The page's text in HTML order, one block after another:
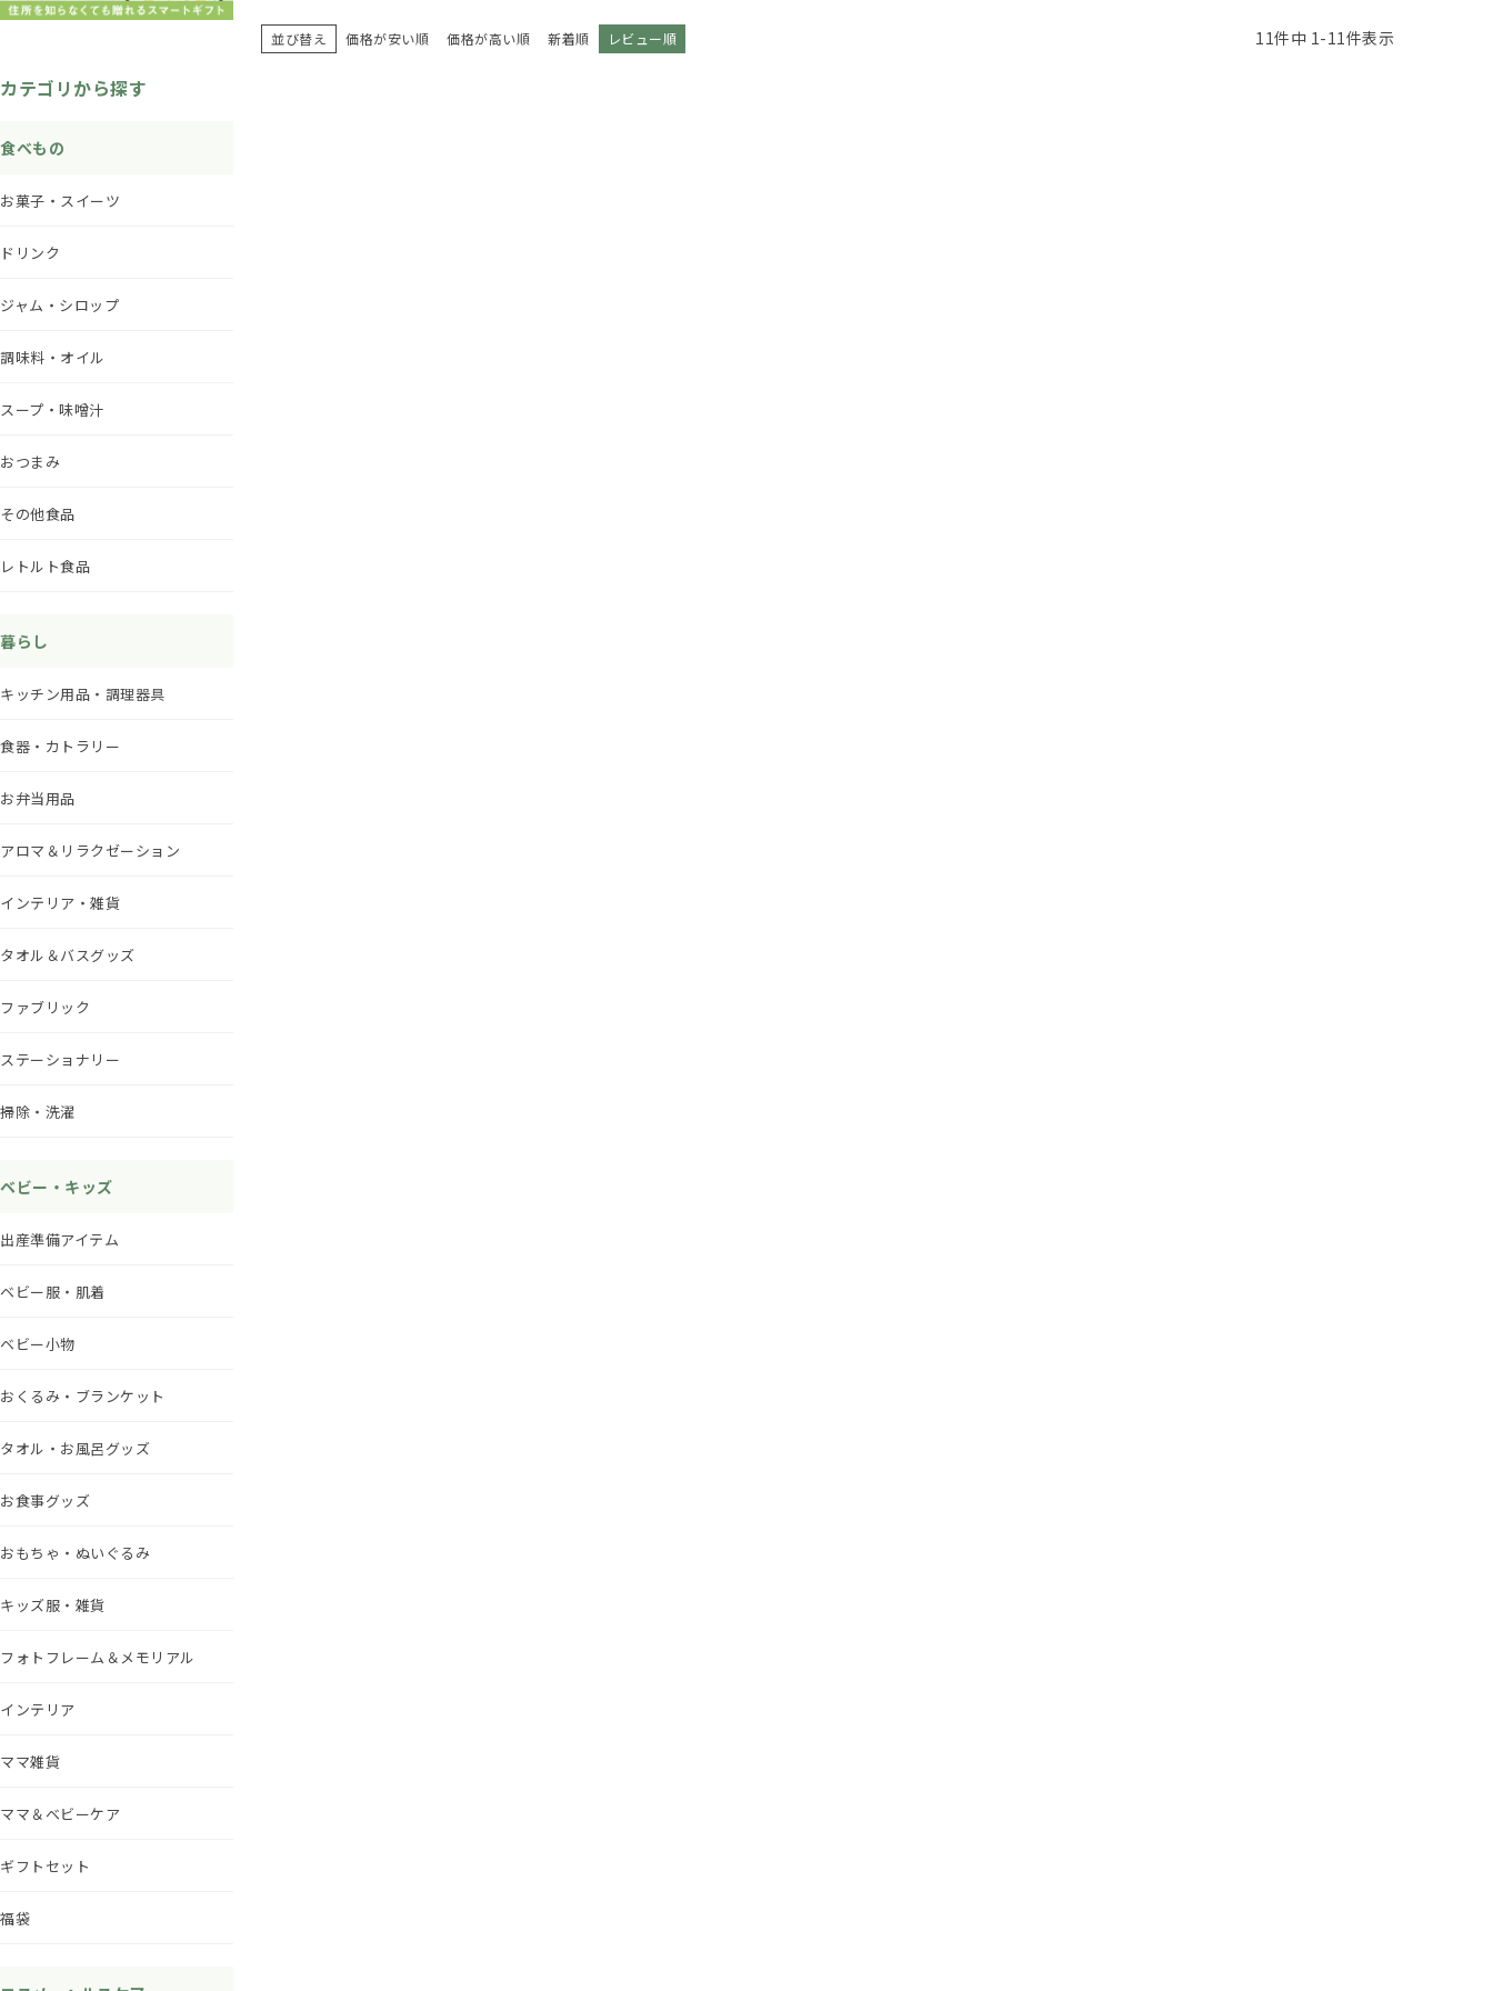
カテゴリから探す
食べもの
お菓子・スイーツ
ドリンク
ジャム・シロップ
調味料・オイル
スープ・味噌汁
おつまみ
その他食品
レトルト食品
暮らし
キッチン用品・調理器具
食器・カトラリー
お弁当用品
アロマ＆リラクゼーション
インテリア・雑貨
タオル＆バスグッズ
ファブリック
ステーショナリー
掃除・洗濯
ベビー・キッズ
出産準備アイテム
ベビー服・肌着
ベビー小物
おくるみ・ブランケット
タオル・お風呂グッズ
お食事グッズ
おもちゃ・ぬいぐるみ
キッズ服・雑貨
フォトフレーム＆メモリアル
インテリア
ママ雑貨
ママ＆ベビーケア
ギフトセット
福袋
並び替え 価格が安い順 価格が高い順 新着順 レビュー順 11件中 1-11件表示